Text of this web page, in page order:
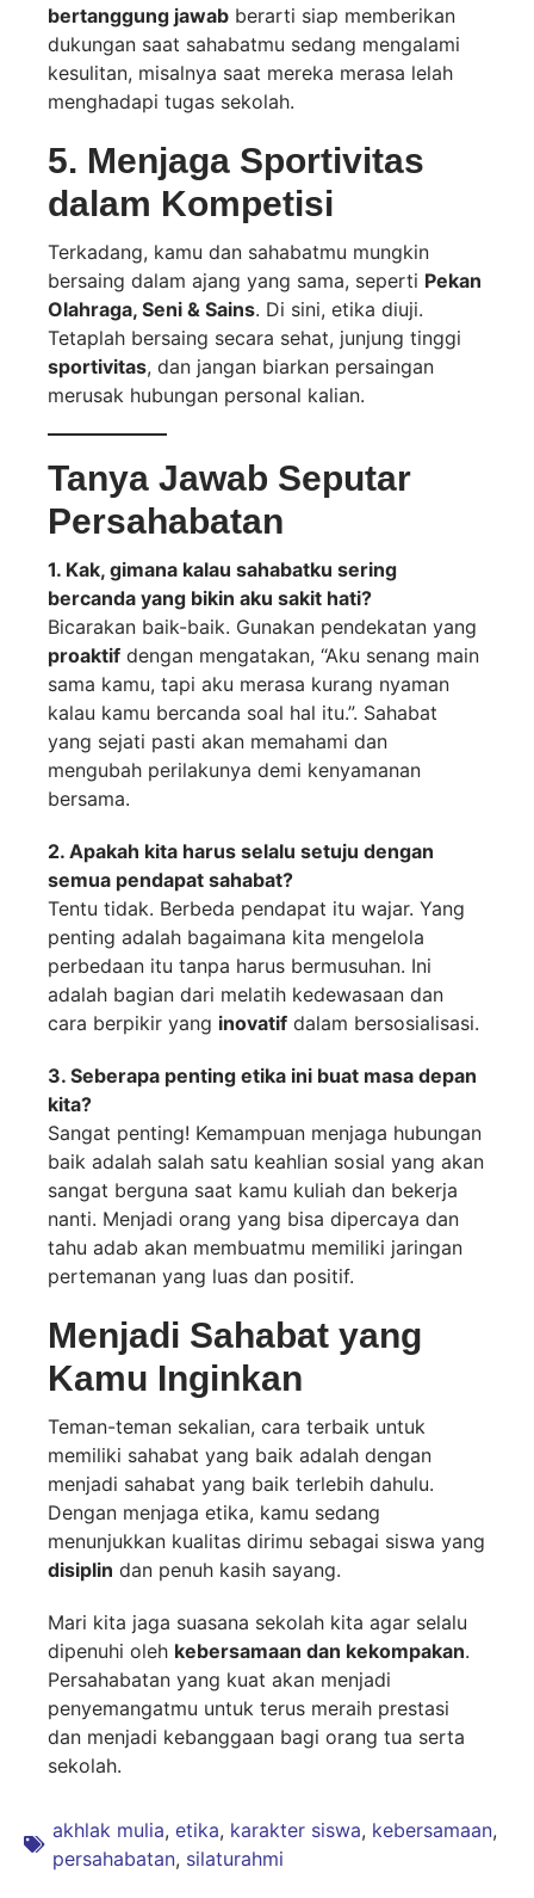
bertanggung jawab berarti siap memberikan
dukungan saat sahabatmu sedang mengalami
kesulitan, misalnya saat mereka merasa lelah
menghadapi tugas sekolah.
5. Menjaga Sportivitas
dalam Kompetisi
Terkadang, kamu dan sahabatmu mungkin
bersaing dalam ajang yang sama, seperti Pekan
Olahraga, Seni & Sains. Di sini, etika diuji.
Tetaplah bersaing secara sehat, junjung tinggi
sportivitas, dan jangan biarkan persaingan
merusak hubungan personal kalian.
Tanya Jawab Seputar
Persahabatan
1. Kak, gimana kalau sahabatku sering
bercanda yang bikin aku sakit hati?
Bicarakan baik-baik. Gunakan pendekatan yang
proaktif dengan mengatakan, “Aku senang main
sama kamu, tapi aku merasa kurang nyaman
kalau kamu bercanda soal hal itu.”. Sahabat
yang sejati pasti akan memahami dan
mengubah perilakunya demi kenyamanan
bersama.
2. Apakah kita harus selalu setuju dengan
semua pendapat sahabat?
Tentu tidak. Berbeda pendapat itu wajar. Yang
penting adalah bagaimana kita mengelola
perbedaan itu tanpa harus bermusuhan. Ini
adalah bagian dari melatih kedewasaan dan
cara berpikir yang inovatif dalam bersosialisasi.
3. Seberapa penting etika ini buat masa depan
kita?
Sangat penting! Kemampuan menjaga hubungan
baik adalah salah satu keahlian sosial yang akan
sangat berguna saat kamu kuliah dan bekerja
nanti. Menjadi orang yang bisa dipercaya dan
tahu adab akan membuatmu memiliki jaringan
pertemanan yang luas dan positif.
Menjadi Sahabat yang
Kamu Inginkan
Teman-teman sekalian, cara terbaik untuk
memiliki sahabat yang baik adalah dengan
menjadi sahabat yang baik terlebih dahulu.
Dengan menjaga etika, kamu sedang
menunjukkan kualitas dirimu sebagai siswa yang
disiplin dan penuh kasih sayang.
Mari kita jaga suasana sekolah kita agar selalu
dipenuhi oleh kebersamaan dan kekompakan.
Persahabatan yang kuat akan menjadi
penyemangatmu untuk terus meraih prestasi
dan menjadi kebanggaan bagi orang tua serta
sekolah.
akhlak mulia, etika, karakter siswa, kebersamaan,
persahabatan, silaturahmi